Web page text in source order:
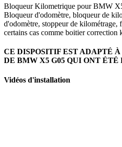
Bloqueur Kilometrique pour BMW
Bloqueur d'odomètre, bloqueur de
d'odomètre, stoppeur de kilométrage,
certains cas comme boitier correction
CE DISPOSITIF EST ADAPTÉ
DE BMW X5 G05 QUI ONT ÉTÉ
Vidéos d'installation